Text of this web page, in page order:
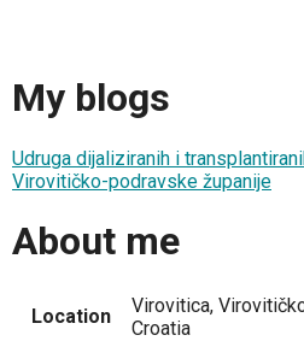
My blogs
Udruga dijaliziranih i
Virovitičko-podravske županije
About me
Location
Virovitica,
Croatia